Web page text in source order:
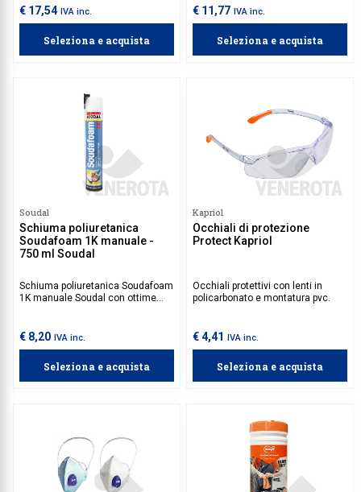
finestre, riempimento di cavità, per
miglioramento dell’isolamento
termico nei sistemi di
€ 17,54 IVA inc.
Seleziona e acquista
nelle costruzioni, come tetti, la
materiali isolanti.
€ 11,77 IVA inc.
Seleziona e acquista
Soudal
Schiuma poliuretanica
Soudafoam 1K manuale -
750 ml Soudal
Schiuma poliuretanica Soudafoam
1K manuale Soudal con ottime
per tetti, applicazione di diaframmi
statici.
€ 8,20 IVA inc.
Seleziona e acquista
Kapriol
Occhiali di protezione
Protect Kapriol
Occhiali protettivi con lenti in
policarbonato e montatura pvc.
€ 4,41 IVA inc.
Seleziona e acquista